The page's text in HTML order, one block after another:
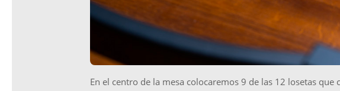
En el centro de la mesa colocaremos 9 de las 12 losetas